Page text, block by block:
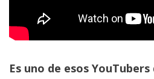
Es uno de esos